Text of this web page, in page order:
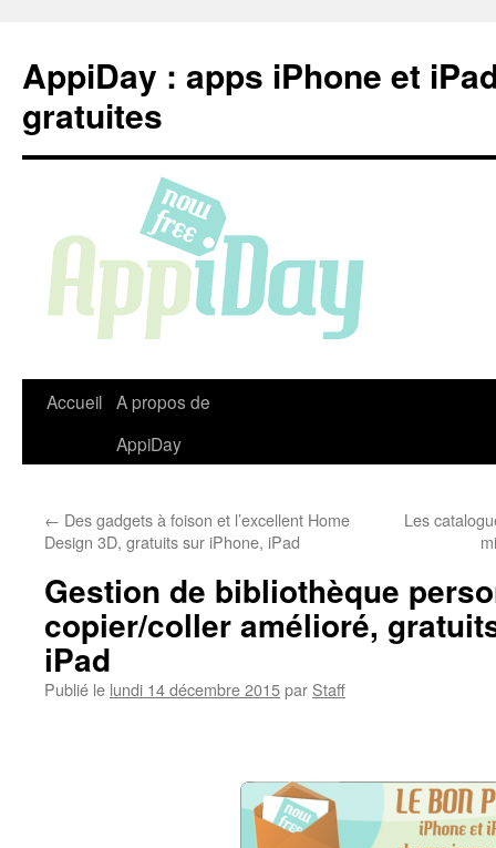
contenu
AppiDay : apps iPhone et
gratuites
Accueil A propos de
AppiDay
← Des gadgets à foison et l’excellent Home
Design 3D, gratuits sur iPhone, iPad
Les
Gestion de bibliothèque
copier/coller amélioré,
iPad
Publié le lundi 14 décembre 2015par Staff